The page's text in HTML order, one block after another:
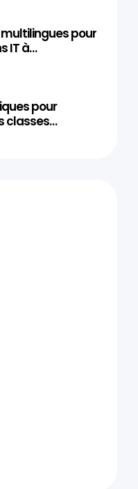
pour
IT à
pour
classes